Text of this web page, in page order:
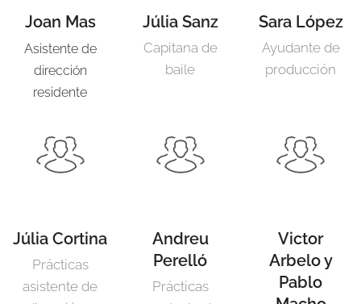
Joan Mas
Asistente de
dirección
residente
Júlia Sanz
Capitana de
baile
Sara López
Ayudante de
producción
Júlia Cortina
Prácticas
asistente de
Andreu
Perelló
Prácticas
Victor
Arbelo y
Pablo